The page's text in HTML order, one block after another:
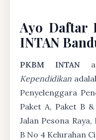
Ayo Daftar
INTAN
PKBM INTAN
Kependidikan
Penyelenggara
Paket A, Paket B
Jalan Pesona
B No 4 Kelurahan